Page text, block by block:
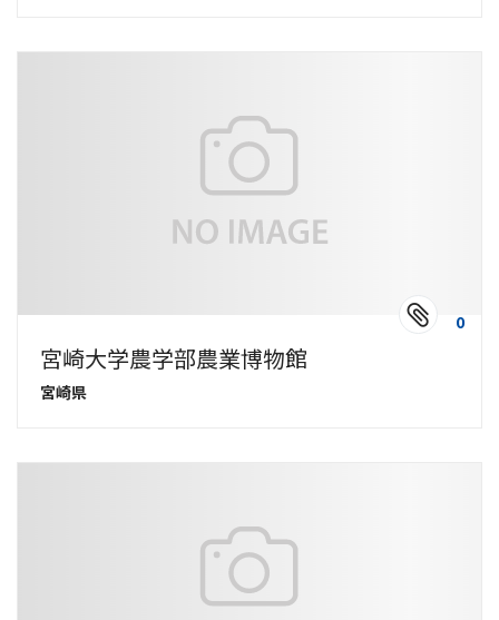
0
宮崎大学農学部農業博物館
宮崎県